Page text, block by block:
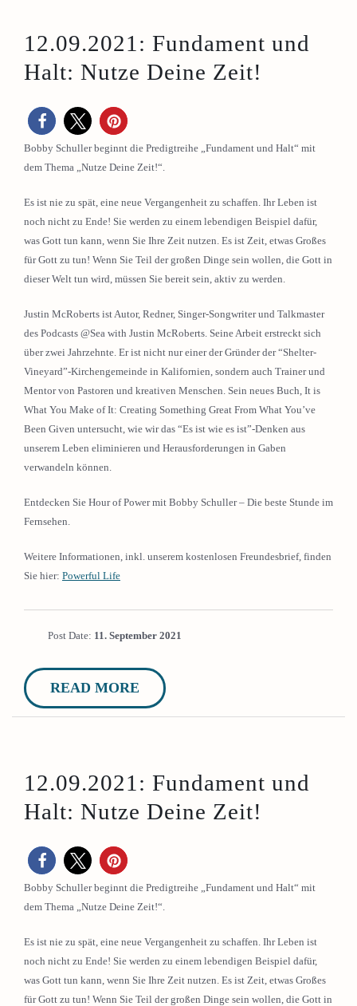
12.09.2021: Fundament und
Halt: Nutze Deine Zeit!
Bobby Schuller beginnt die Predigtreihe „Fundament und Halt“ mit
dem Thema „Nutze Deine Zeit!“.
Es ist nie zu spät, eine neue Vergangenheit zu schaffen. Ihr Leben ist
noch nicht zu Ende! Sie werden zu einem lebendigen Beispiel dafür,
was Gott tun kann, wenn Sie Ihre Zeit nutzen. Es ist Zeit, etwas Großes
für Gott zu tun! Wenn Sie Teil der großen Dinge sein wollen, die Gott in
dieser Welt tun wird, müssen Sie bereit sein, aktiv zu werden.
Justin McRoberts ist Autor, Redner, Singer-Songwriter und Talkmaster
des Podcasts @Sea with Justin McRoberts. Seine Arbeit erstreckt sich
über zwei Jahrzehnte. Er ist nicht nur einer der Gründer der “Shelter-
Vineyard”-Kirchengemeinde in Kalifornien, sondern auch Trainer und
Mentor von Pastoren und kreativen Menschen. Sein neues Buch, It is
What You Make of It: Creating Something Great From What You’ve
Been Given untersucht, wie wir das “Es ist wie es ist”-Denken aus
unserem Leben eliminieren und Herausforderungen in Gaben
verwandeln können.
Entdecken Sie Hour of Power mit Bobby Schuller – Die beste Stunde im
Fernsehen.
Weitere Informationen, inkl. unserem kostenlosen Freundesbrief, finden
Sie hier: Powerful Life
Post Date: 11. September 2021
READ MORE
12.09.2021: Fundament und
Halt: Nutze Deine Zeit!
Bobby Schuller beginnt die Predigtreihe „Fundament und Halt“ mit
dem Thema „Nutze Deine Zeit!“.
Es ist nie zu spät, eine neue Vergangenheit zu schaffen. Ihr Leben ist
noch nicht zu Ende! Sie werden zu einem lebendigen Beispiel dafür,
was Gott tun kann, wenn Sie Ihre Zeit nutzen. Es ist Zeit, etwas Großes
für Gott zu tun! Wenn Sie Teil der großen Dinge sein wollen, die Gott in